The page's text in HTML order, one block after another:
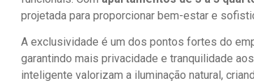
projetada para proporcionar bem-estar e
A exclusividade é um dos pontos fortes do
garantindo mais privacidade e tranquilidade
inteligente valorizam a iluminação natural,